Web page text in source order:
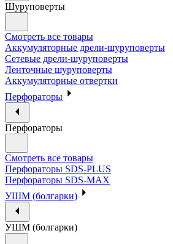
Шуруповерты
Смотреть все товары
Аккумуляторные дрели-шуруповерты
Сетевые дрели-шуруповерты
Ленточные шуруповерты
Аккумуляторные отвертки
Перфораторы
Перфораторы
Смотреть все товары
Перфораторы SDS-PLUS
Перфораторы SDS-MAX
УШМ (болгарки)
УШМ (болгарки)